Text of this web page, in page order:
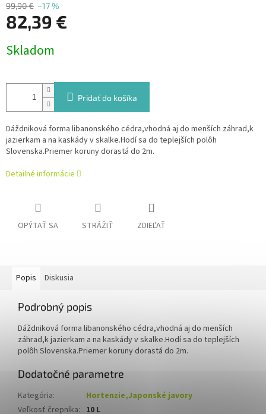
99,90 € –17 %
82,39 €
cena:
Skladom
Pridať do košíka
Dáždniková forma libanonského cédra,vhodná aj do menších záhrad,k
jazierkam a na kaskády v skalke.Hodí sa do teplejších polôh
Slovenska.Priemer koruny dorastá do 2m.
Detailné informácie
OPÝTAŤ SA STRÁŽIŤ ZDIEĽAŤ
Popis Diskusia
Podrobný popis
Dáždniková forma libanonského cédra,vhodná aj do menších
záhrad,k jazierkam a na kaskády v skalke.Hodí sa do teplejších
polôh Slovenska.Priemer koruny dorastá do 2m.
Dodatočné parametre
Kategória:
Hortenzie,Japonské javory
Veľkosť črepníka: 10 L